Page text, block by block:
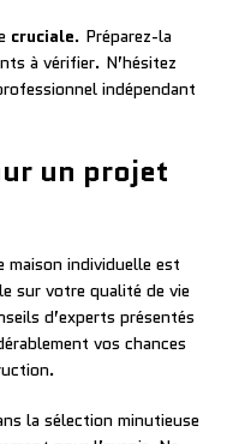
cruciale. Préparez-la
à vérifier. N’hésitez
indépendant
un projet
individuelle est
sur votre qualité de vie
d’experts présentés
vos chances
la sélection minutieuse